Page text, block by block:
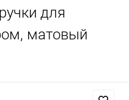
для
матовый